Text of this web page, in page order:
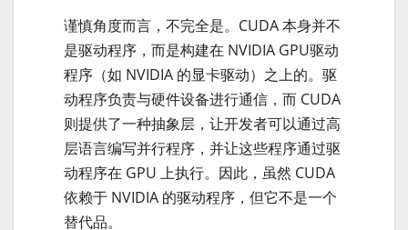
谨慎角度而言，不完全是。CUDA 本身并不
是驱动程序，而是构建在 NVIDIA GPU驱动
程序（如 NVIDIA 的显卡驱动）之上的。驱
动程序负责与硬件设备进行通信，而 CUDA
则提供了一种抽象层，让开发者可以通过高
层语言编写并行程序，并让这些程序通过驱
动程序在 GPU 上执行。因此，虽然 CUDA
依赖于 NVIDIA 的驱动程序，但它不是一个
替代品。